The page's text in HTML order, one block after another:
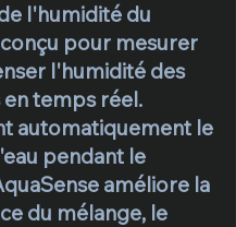
l'humidité du
pour mesurer
l'humidité des
temps réel.
automatiquement le
pendant le
améliore la
du mélange, le